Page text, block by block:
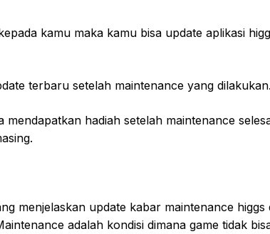
kamu maka kamu bisa update aplikasi
terbaru setelah maintenance yang dilakukan.
mendapatkan hadiah setelah maintenance
menjelaskan update kabar maintenance
adalah kondisi dimana game tidak